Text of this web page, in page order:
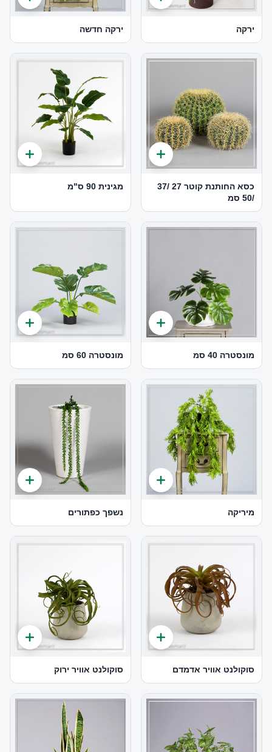
ירקה ירקה חדשה
כסא החותנת קוטר 27 /37
/50 סמ
מגינית 90 ס"מ
מונסטרה 40 סמ מונסטרה 60 סמ
מיריקה נשפך כפתורים
סוקולנט אוויר אדמדם סוקולנט אוויר ירוק